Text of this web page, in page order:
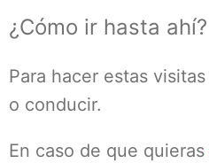
¿Cómo ir hasta ahí?
Para hacer estas
o conducir.
En caso de que quieras